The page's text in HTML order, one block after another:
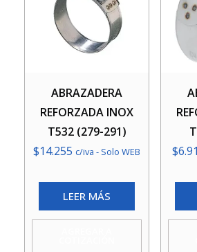
ABRAZADERA
REFORZADA INOX
T532 (279-291)
$14.255 c/iva - Solo WEB
LEER MÁS
$